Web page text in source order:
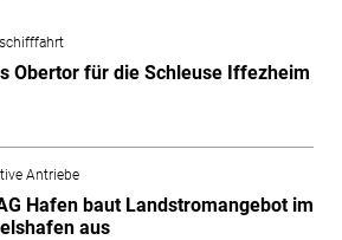
Obertor für die Schleuse Iffezheim
Antriebe
Hafen baut Landstromangebot im
aus